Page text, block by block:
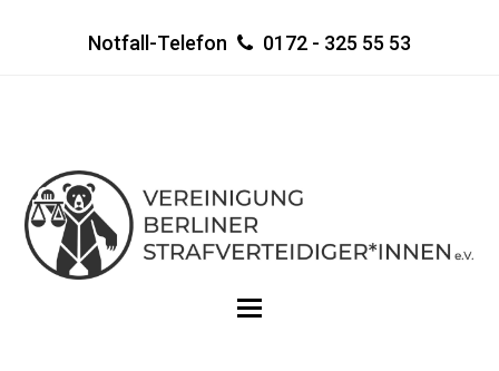
Notfall-Telefon 0172 - 325 55 53